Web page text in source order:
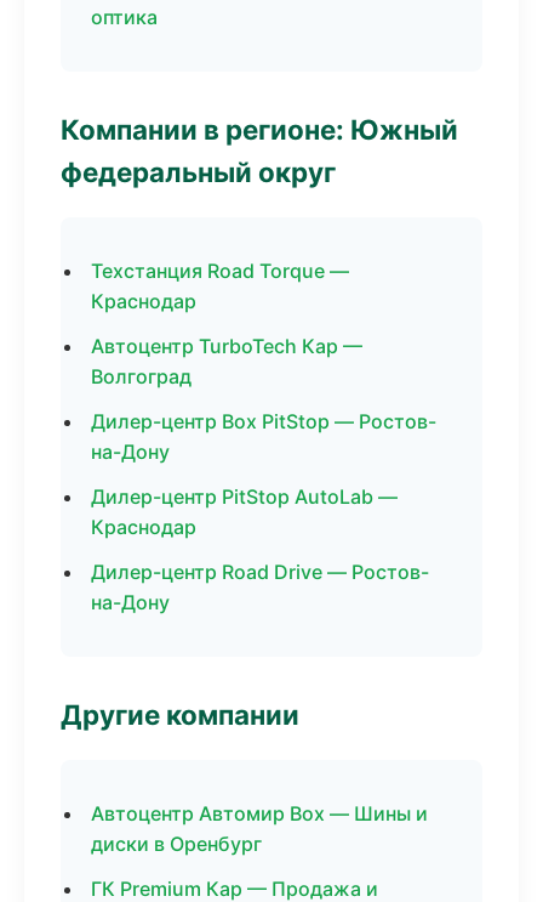
оптика
Компании в регионе: Южный
федеральный округ
Техстанция Road Torque —
Краснодар
Автоцентр TurboTech Кар —
Волгоград
Дилер-центр Box PitStop — Ростов-
на-Дону
Дилер-центр PitStop AutoLab —
Краснодар
Дилер-центр Road Drive — Ростов-
на-Дону
Другие компании
Автоцентр Автомир Box — Шины и
диски в Оренбург
ГК Premium Кар — Продажа и